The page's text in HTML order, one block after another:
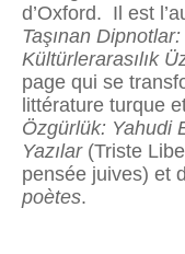
d’Oxford. Il est
Taşınan
Kültürlerarasılık
page qui se
littérature turque
Özgürlük: Yahudi
Yazılar(Triste
pensée juives) et
poètes.